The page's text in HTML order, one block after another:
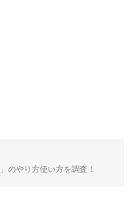
のやり方使い方を調査！